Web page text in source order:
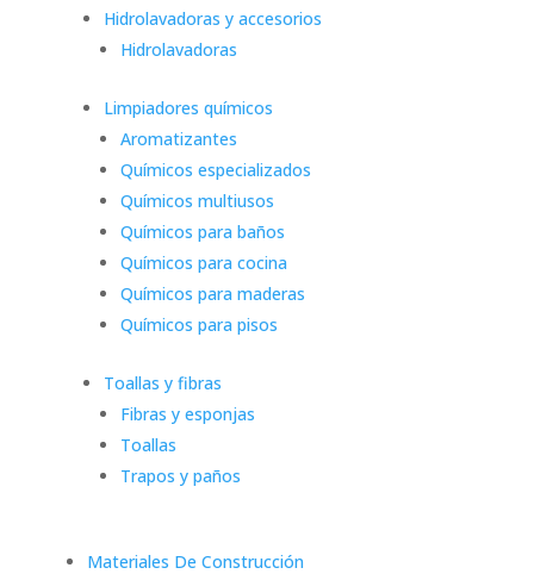
Hidrolavadoras y accesorios
Hidrolavadoras
Limpiadores químicos
Aromatizantes
Químicos especializados
Químicos multiusos
Químicos para baños
Químicos para cocina
Químicos para maderas
Químicos para pisos
Toallas y fibras
Fibras y esponjas
Toallas
Trapos y paños
Materiales De Construcción